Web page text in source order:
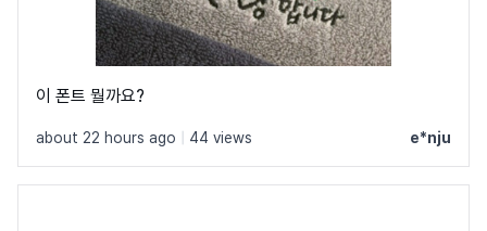
이 폰트 뭘까요?
about 22 hours ago 44 views e*nju